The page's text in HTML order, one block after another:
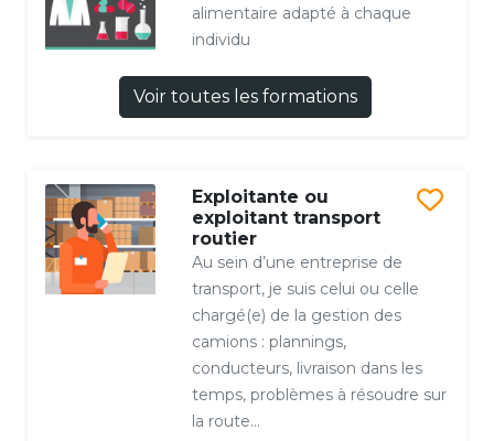
alimentaire adapté à chaque
individu
Voir toutes les formations
Exploitante ou
exploitant transport
routier
Au sein d’une entreprise de
transport, je suis celui ou celle
chargé(e) de la gestion des
camions : plannings,
conducteurs, livraison dans les
temps, problèmes à résoudre sur
la route…